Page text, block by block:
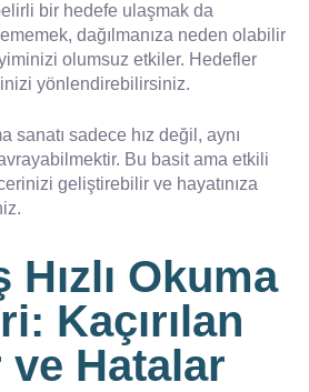
bir hedefe ulaşmak da
dağılmanıza neden olabilir
olumsuz etkiler. Hedefler
yönlendirebilirsiniz.
sanatı sadece hız değil, aynı
Bu basit ama etkili
geliştirebilir ve hayatınıza
Okuma
Kaçırılan
ve Hatalar